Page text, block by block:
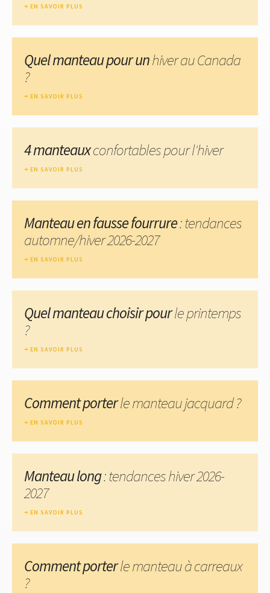
EN SAVOIR PLUS
Quel manteau pour unhiver au Canada
?
EN SAVOIR PLUS
4 manteauxconfortables pour l'hiver
EN SAVOIR PLUS
Manteau en fausse fourrure: tendances
automne/hiver 2026-2027
EN SAVOIR PLUS
Quel manteau choisir pourle printemps
?
EN SAVOIR PLUS
Comment porterle manteau jacquard ?
EN SAVOIR PLUS
Manteau long: tendances hiver 2026-
2027
EN SAVOIR PLUS
Comment porterle manteau à carreaux
?